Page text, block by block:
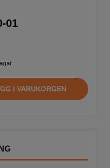
01
I VARUKORGEN